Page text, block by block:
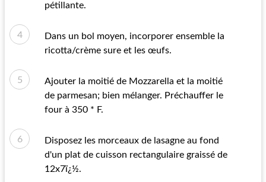
pétillante.
Dans un bol moyen, incorporer ensemble la
ricotta/crème sure et les œufs.
Ajouter la moitié de Mozzarella et la moitié
de parmesan; bien mélanger. Préchauffer le
four à 350 * F.
Disposez les morceaux de lasagne au fond
d'un plat de cuisson rectangulaire graissé de
12x7ï¿½.